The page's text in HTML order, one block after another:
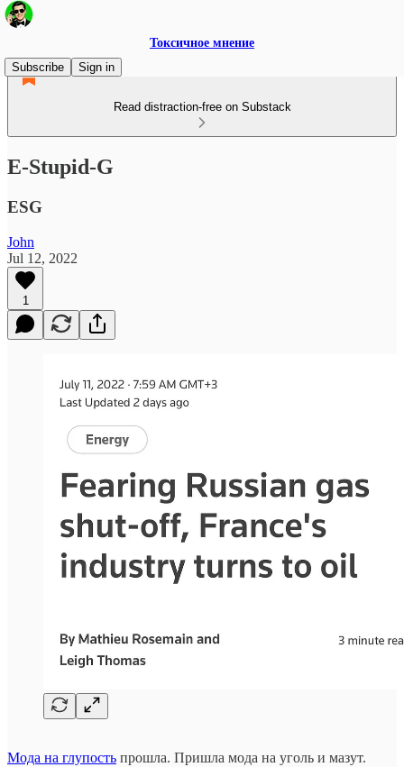
Токсичное мнение
Subscribe
Sign in
Read distraction-free on Substack
E-Stupid-G
ESG
John
Jul 12, 2022
1
Мода на глупость прошла. Пришла мода на уголь и мазут.